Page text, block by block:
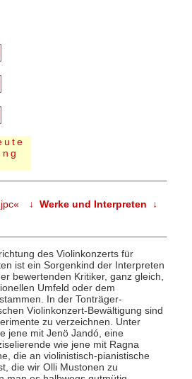
↓ Werke und Interpreten ↓
des Violinkonzerts für
ist ein Sorgenkind der Interpreten
bewertenden Kritiker, ganz gleich,
Umfeld oder dem
In der Tonträger-
Violinkonzert-Bewältigung sind
zu verzeichnen. Unter
jene mit Jenö Jandó, eine
wie jene mit Ragna
die an violinistisch-pianistische
die wir Olli Mustonen zu